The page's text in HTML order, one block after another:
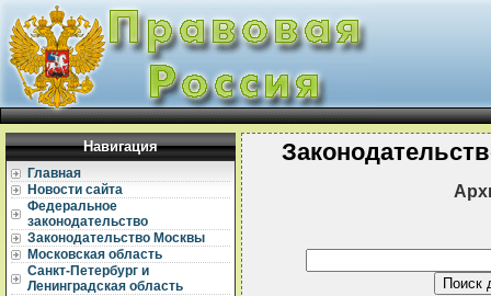
Навигация
Главная
Новости сайта
Федеральное
законодательство
Законодательство Москвы
Московская область
Санкт-Петербург и
Ленинградская область